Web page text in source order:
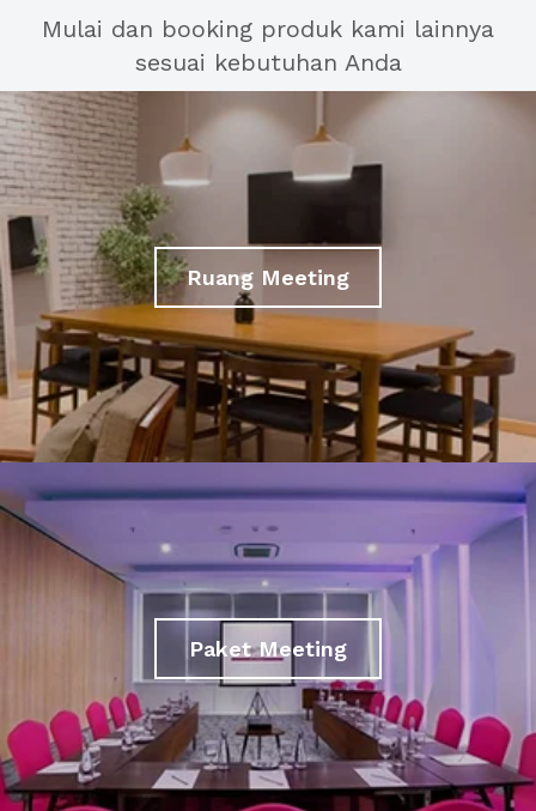
Mulai dan booking produk kami lainnya
sesuai kebutuhan Anda
Ruang Meeting
Paket Meeting